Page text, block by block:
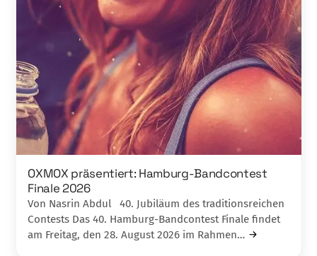
OXMOX präsentiert: Hamburg-Bandcontest
Finale 2026
Von Nasrin Abdul 40. Jubiläum des traditionsreichen
Contests Das 40. Hamburg-Bandcontest Finale findet
am Freitag, den 28. August 2026 im Rahmen…